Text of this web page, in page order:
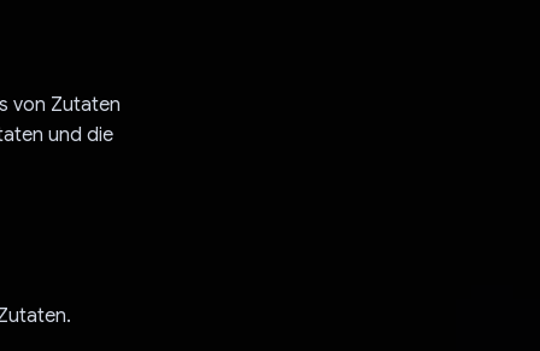
von Zutaten
und die